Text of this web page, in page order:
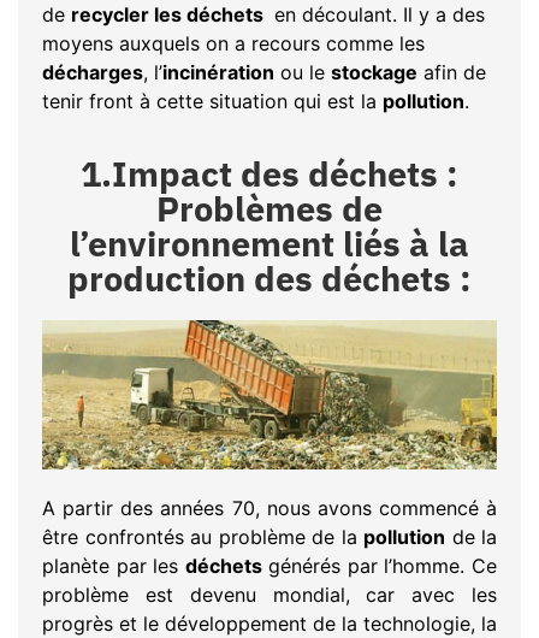
de recycler les déchets en découlant. Il y a des
moyens auxquels on a recours comme les
décharges, l’incinération ou le stockage afin de
tenir front à cette situation qui est la pollution.
1.Impact des déchets :
Problèmes de
l’environnement liés à la
production des déchets :
A partir des années 70, nous avons commencé à
être confrontés au problème de la pollution de la
planète par les déchetsgénérés par l’homme. Ce
problème est devenu mondial, car avec les
progrès et le développement de la technologie, la